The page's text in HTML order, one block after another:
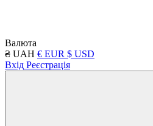
Валюта
₴ UAH € EUR $ USD
Вхід Реєстрація